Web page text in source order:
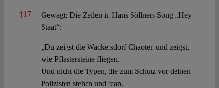
↑17
Gewagt: Die Zeilen in Hans Söllners Song „Hey
Staat“:
„Du zeigst die Wackersdorf Chaoten und zeigst,
wie Pflastersteine fliegen.
Und nicht die Typen, die zum Schutz vor deinen
Polizisten stehen und rean.